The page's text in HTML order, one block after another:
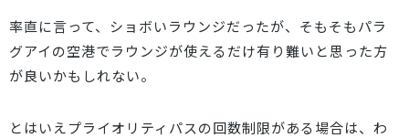
率直に言って、ショボいラウンジだったが、そもそもパラ
グアイの空港でラウンジが使えるだけ有り難いと思った方
が良いかもしれない。
とはいえプライオリティパスの回数制限がある場合は、わ